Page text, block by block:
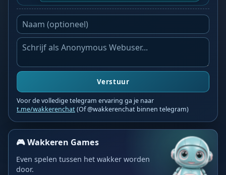
Verstuur
Voor de volledige telegram ervaring ga je naar
t.me/wakkerenchat(Of @wakkerenchat binnen telegram)
🎮 Wakkeren Games
Even spelen tussen het wakker worden
door.